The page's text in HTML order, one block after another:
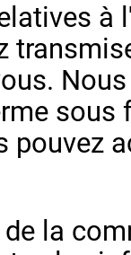
à
sous
pouvez
la